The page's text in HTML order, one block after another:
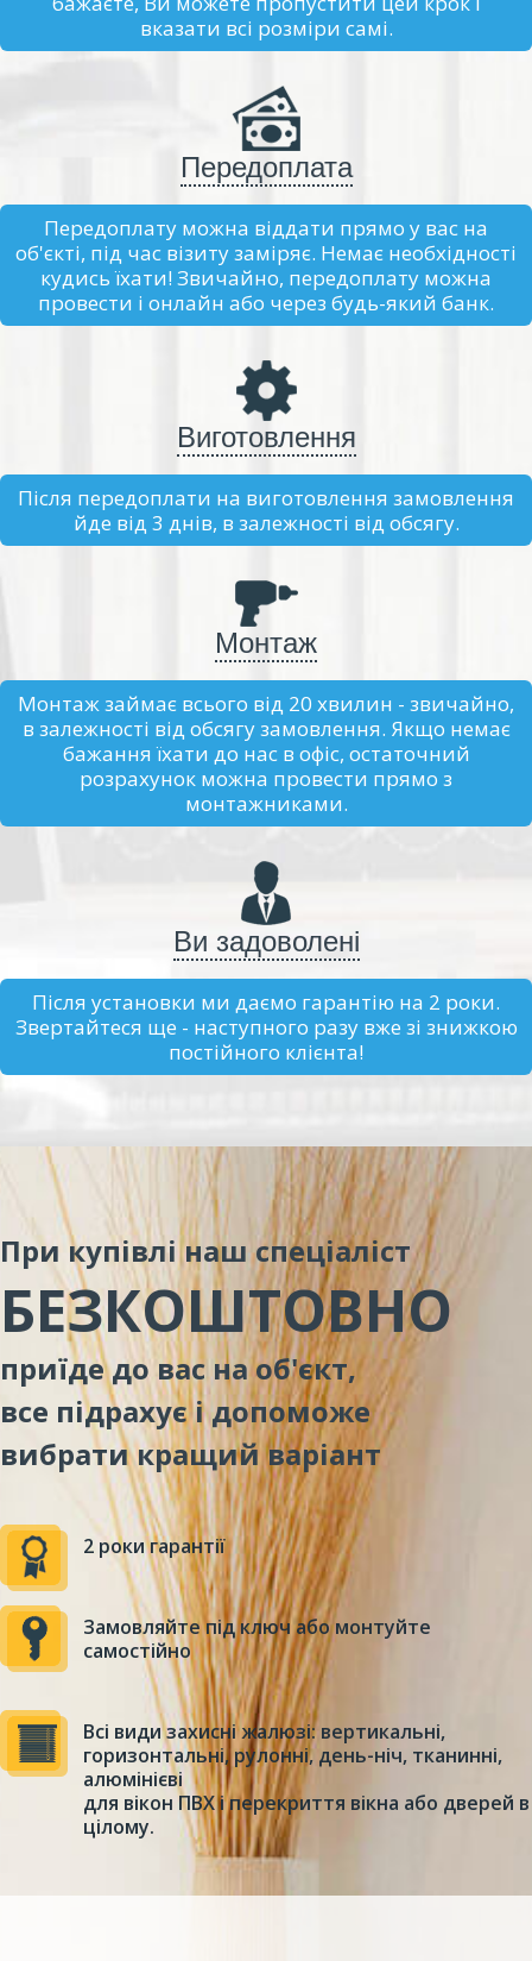
вказати всі розміри самі.
Передоплата
Передоплату можна віддати прямо у вас на
об'єкті, під час візиту заміряє. Немає необхідності
кудись їхати! Звичайно, передоплату можна
провести і онлайн або через будь-який банк.
Виготовлення
Після передоплати на виготовлення замовлення
йде від 3 днів, в залежності від обсягу.
Монтаж
Монтаж займає всього від 20 хвилин - звичайно,
в залежності від обсягу замовлення. Якщо немає
бажання їхати до нас в офіс, остаточний
розрахунок можна провести прямо з
монтажниками.
Ви задоволені
Після установки ми даємо гарантію на 2 роки.
Звертайтеся ще - наступного разу вже зі знижкою
постійного клієнта!
При купівлі наш спеціаліст
БЕЗКОШТОВНО
приїде до вас на об'єкт,
все підрахує і допоможе
вибрати кращий варіант
2 роки гарантії
Замовляйте під ключ або монтуйте
самостійно
Всі види захисні жалюзі: вертикальні,
горизонтальні, рулонні, день-ніч, тканинні,
алюмінієві
для вікон ПВХ і перекриття вікна або дверей в
цілому.